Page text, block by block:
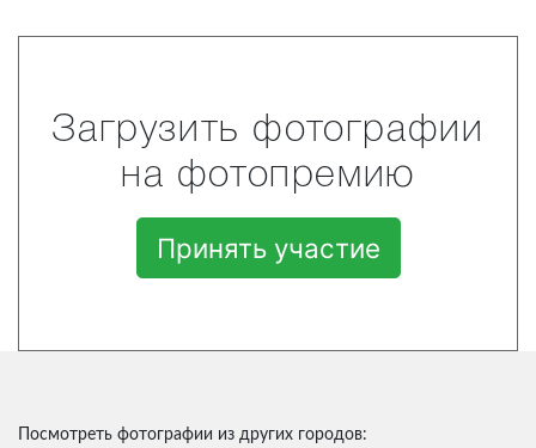
Загрузить фотографии
на фотопремию
Принять участие
Посмотреть фотографии из других городов: